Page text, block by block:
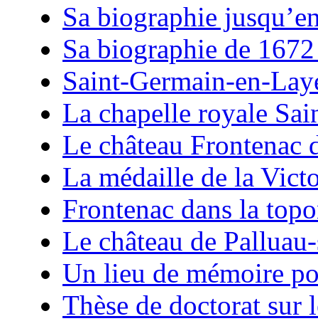
Sa biographie
Sa biographie de
Saint-Germain-en-
La chapelle royale
Le château Frontenac
La médaille de la
Frontenac dans la
Le château de
Un lieu de mémoire
Thèse de doctorat sur